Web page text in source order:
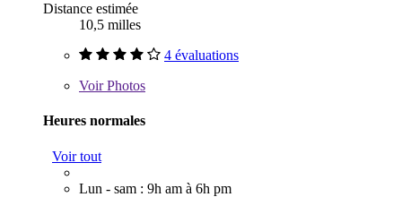
Distance estimée
10,5 milles
4 évaluations
VoirPhotos
Heures normales
Voir tout
Lun - sam : 9h am à 6h pm